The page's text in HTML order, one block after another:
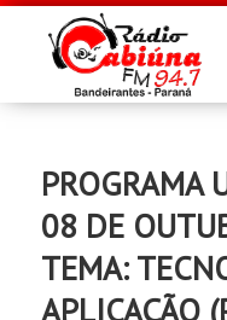
PROGRAMA
08 DE
TEMA:
APLICAÇÃO